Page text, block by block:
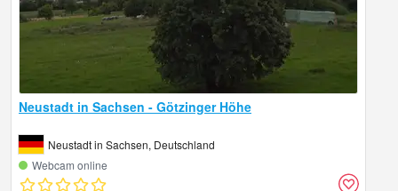
Neustadt in Sachsen - Götzinger Höhe
Neustadt in Sachsen, Deutschland
Webcam online